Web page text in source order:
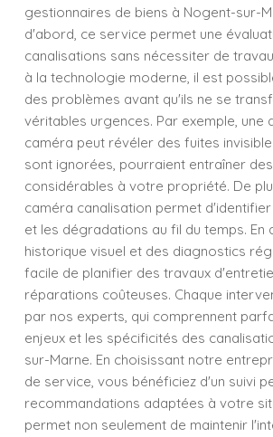
gestionnaires de biens à Nogent-sur-
d'abord, ce service permet une
canalisations sans nécessiter de
à la technologie moderne, il est
des problèmes avant qu'ils ne se
véritables urgences. Par exemple, une
caméra peut révéler des fuites
sont ignorées, pourraient entraîner
considérables à votre propriété. De
caméra canalisation permet
et les dégradations au fil du temps. En
historique visuel et des diagnostics
facile de planifier des travaux
réparations coûteuses. Chaque
par nos experts, qui comprennent
enjeux et les spécificités des
sur-Marne. En choisissant notre
de service, vous bénéficiez d'un suivi
recommandations adaptées à votre
permet non seulement de maintenir